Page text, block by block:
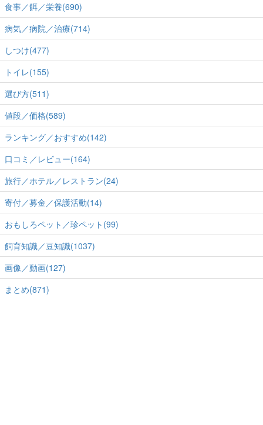
食事／餌／栄養(690)
病気／病院／治療(714)
しつけ(477)
トイレ(155)
選び方(511)
値段／価格(589)
ランキング／おすすめ(142)
口コミ／レビュー(164)
旅行／ホテル／レストラン(24)
寄付／募金／保護活動(14)
おもしろペット／珍ペット(99)
飼育知識／豆知識(1037)
画像／動画(127)
まとめ(871)